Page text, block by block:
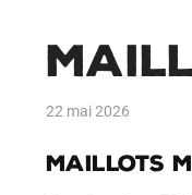
22 mai 2026
Maillots